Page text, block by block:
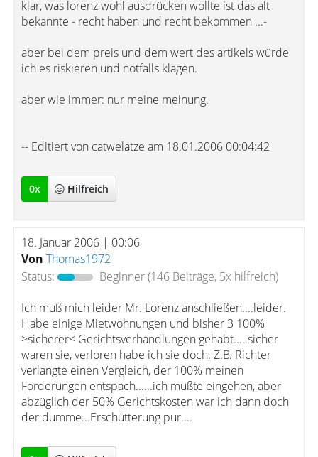
klar, was lorenz wohl ausdrücken wollte ist das alt
bekannte - recht haben und recht bekommen ...-
aber bei dem preis und dem wert des artikels würde
ich es riskieren und notfalls klagen.
aber wie immer: nur meine meinung.
-- Editiert von catwelatze am 18.01.2006 00:04:42
0x Hilfreich
18. Januar 2006 | 00:06
Von Thomas1972
Status:
Beginner(146 Beiträge, 5x hilfreich)
Ich muß mich leider Mr. Lorenz anschließen....leider.
Habe einige Mietwohnungen und bisher 3 100%
>sicherer< Gerichtsverhandlungen gehabt.....sicher
waren sie, verloren habe ich sie doch. Z.B. Richter
verlangte einen Vergleich, der 100% meinen
Forderungen entspach......ich mußte eingehen, aber
abzüglich der 50% Gerichtskosten war ich dann doch
der dumme...Erschütterung pur....